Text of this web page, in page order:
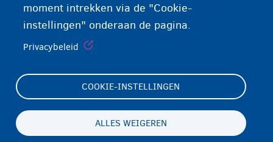
moment intrekken via de "Cookie-
instellingen" onderaan de pagina.
Privacybeleid
COOKIE-INSTELLINGEN
ALLES WEIGEREN
Footer
(menu)
Cookie-instellingen